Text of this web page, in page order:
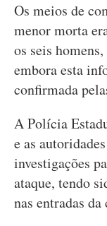
Os meios de
menor morta
os seis
embora esta
confirmada
A Polícia
e as
investigações
ataque, tendo
nas entradas